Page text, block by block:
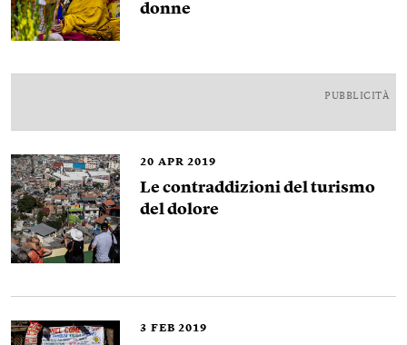
donne
PUBBLICITÀ
20 APR 2019
Le contraddizioni del turismo
del dolore
3 FEB 2019